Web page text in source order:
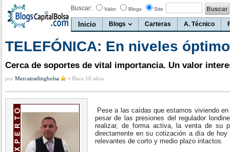
Buscar: Valor Blogs Site
Inicio Blogs Carteras A. Técnico
TELEFÓNICA: En niveles
Cerca de soportes de vital importancia. Un valor
por Mercatradingbolsa • Hace 10 años
Pese a las caídas que estamos viviendo
pesar de las presiones del regulador
realizar, de forma activa, la venta de su
directamente en su cotización a día de
relevantes de corto y medio plazo intactos.